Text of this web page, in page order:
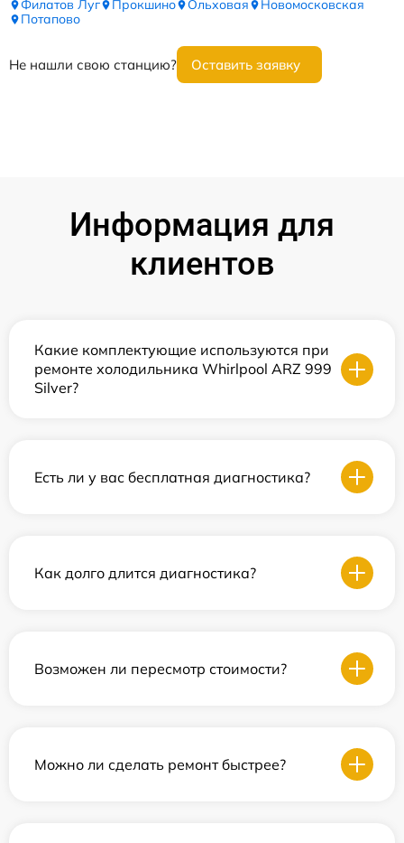
Филатов Луг
Прокшино Ольховая
Новомосковская
Потапово
Не нашли свою станцию? Оставить заявку
Информация для
клиентов
Какие комплектующие используются при
ремонте холодильника Whirlpool ARZ 999
Silver?
Есть ли у вас бесплатная диагностика?
Как долго длится диагностика?
Возможен ли пересмотр стоимости?
Можно ли сделать ремонт быстрее?